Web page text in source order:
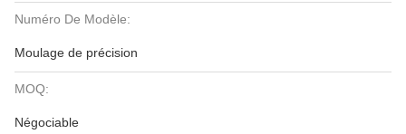
Numéro De Modèle:
Moulage de précision
MOQ:
Négociable